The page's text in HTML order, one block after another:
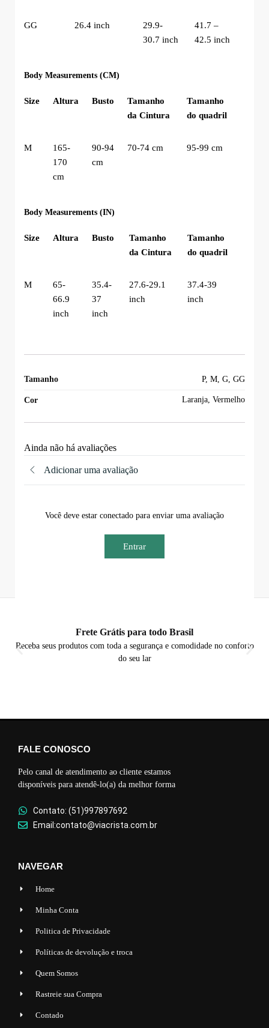
GG 26.4 inch
29.9-
30.7 inch
41.7 –
42.5 inch
Body Measurements (CM)
Size Altura Busto
Tamanho
da Cintura
Tamanho
do quadril
M
165-
170
cm
90-94
cm
70-74 cm 95-99 cm
Body Measurements (IN)
Size Altura Busto
Tamanho
da Cintura
Tamanho
do quadril
M
65-
66.9
inch
35.4-
37
inch
27.6-29.1
inch
37.4-39
inch
Tamanho P, M, G, GG
Cor Laranja, Vermelho
Ainda não há avaliações
Adicionar uma avaliação
Você deve estar conectado para enviar uma avaliação
Entrar
Frete Grátis para todo Brasil
Receba seus produtos com toda a segurança e comodidade no conforto
do seu lar
FALE CONOSCO
Pelo canal de atendimento ao cliente estamos
disponíveis para atendê-lo(a) da melhor forma
Contato: (51)997897692
Email:contato@viacrista.com.br
NAVEGAR
Home
Minha Conta
Politica de Privacidade
Políticas de devolução e troca
Quem Somos
Rastreie sua Compra
Contado